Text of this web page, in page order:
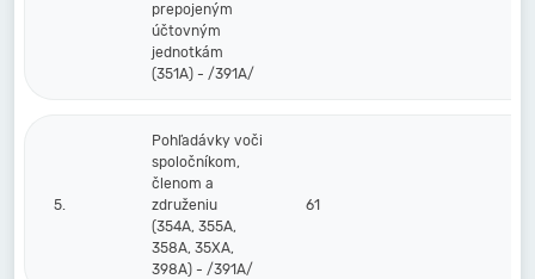
prepojeným
účtovným
jednotkám
(351A) - /391A/
5.
Pohľadávky voči
spoločníkom,
členom a
združeniu
(354A, 355A,
358A, 35XA,
398A) - /391A/
61